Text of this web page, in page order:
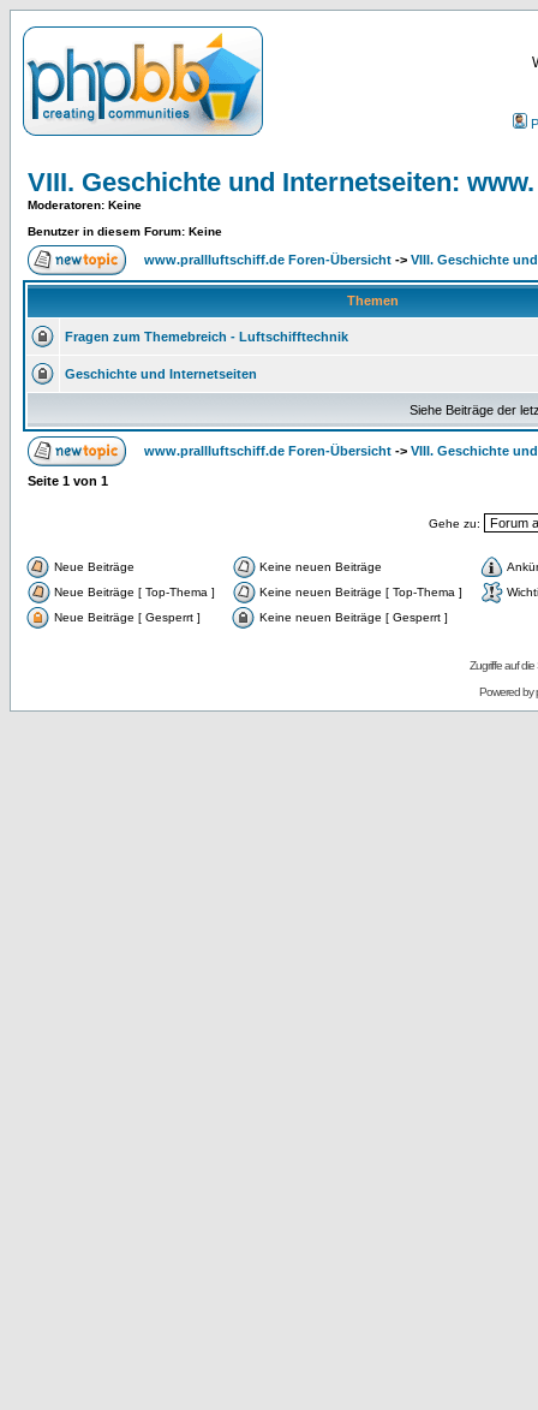
VIII. Geschichte und Internetseiten:
Moderatoren: Keine
Benutzer in diesem Forum: Keine
www.prallluftschiff.de Foren-Übersicht -> VIII. Geschichte
Themen
Fragen zum Themebreich - Luftschifftechnik
Geschichte und Internetseiten
Siehe Beiträge der
www.prallluftschiff.de Foren-Übersicht -> VIII. Geschichte
Seite 1 von 1
Gehe zu:
Neue Beiträge Keine neuen Beiträge
Neue Beiträge [ Top-Thema ]
Keine neuen Beiträge [ Top-Thema ]
Neue Beiträge [ Gesperrt ]
Keine neuen Beiträge [ Gesperrt ]
Zugriffe auf
Powered by